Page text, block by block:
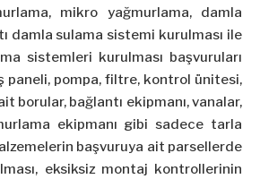
mikro yağmurlama, damla
damla sulama sistemi kurulması ile
sistemleri kurulması başvuruları
paneli, pompa, filtre, kontrol ünitesi,
borular, bağlantı ekipmanı, vanalar,
ekipmanı gibi sadece tarla
başvuruya ait parsellerde
eksiksiz montaj kontrollerinin